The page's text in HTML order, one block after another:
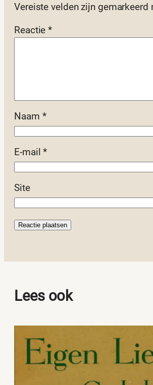
Vereiste velden zijn
Reactie*
Naam *
E-mail*
Site
Lees ook